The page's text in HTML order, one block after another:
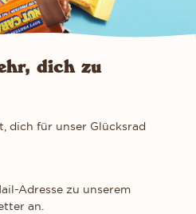
dich zu
dich für unser Glücksrad
Adresse zu unserem
an.